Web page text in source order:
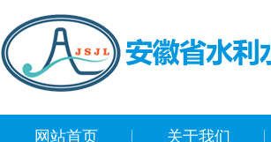
网站首页 关于我们